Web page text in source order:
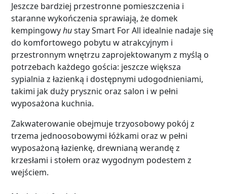
Jeszcze bardziej przestronne pomieszczenia i
staranne wykończenia sprawiają, że domek
kempingowyhustay Smart For All idealnie nadaje się
do komfortowego pobytu w atrakcyjnym i
przestronnym wnętrzu zaprojektowanym z myślą o
potrzebach każdego gościa: jeszcze większa
sypialnia z łazienką i dostępnymi udogodnieniami,
takimi jak duży prysznic oraz salon i w pełni
wyposażona kuchnia.
Zakwaterowanie obejmuje trzyosobowy pokój z
trzema jednoosobowymi łóżkami oraz w pełni
wyposażoną łazienkę, drewnianą werandę z
krzesłami i stołem oraz wygodnym podestem z
wejściem.